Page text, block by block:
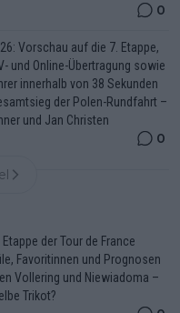
0
Vorschau auf die 7. Etappe,
und Online-Übertragung sowie
innerhalb von 38 Sekunden
der Polen-Rundfahrt –
und Jan Christen
0
der Tour de France
Favoritinnen und Prognosen
Vollering und Niewiadoma –
Trikot?